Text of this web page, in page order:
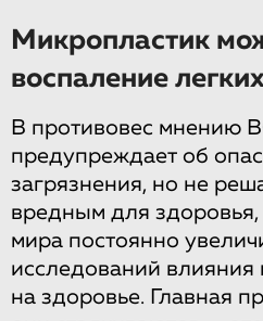
Микропластик
воспаление
В противовес мнению
предупреждает об
загрязнения, но не
вредным для здоровья,
мира постоянно
исследований влияния
на здоровье. Главная